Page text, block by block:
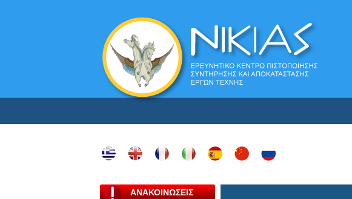
ΑΝΑΚΟΙΝΩΣΕΙΣ